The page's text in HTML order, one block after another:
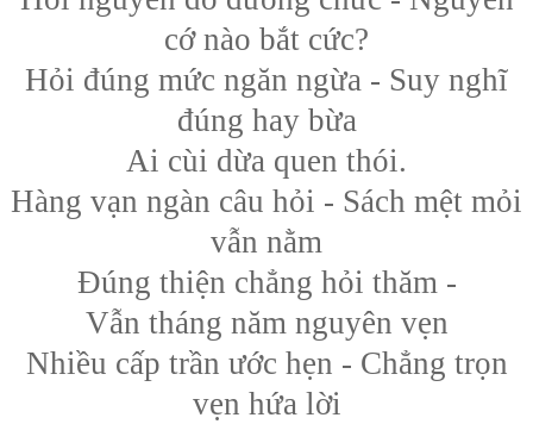
cớ nào bắt cức?
Hỏi đúng mức ngăn ngừa - Suy nghĩ
đúng hay bừa
Ai cùi dừa quen thói.
Hàng vạn ngàn câu hỏi - Sách mệt mỏi
vẫn nằm
Đúng thiện chẳng hỏi thăm -
Vẫn tháng năm nguyên vẹn
Nhiều cấp trần ước hẹn - Chẳng trọn
vẹn hứa lời